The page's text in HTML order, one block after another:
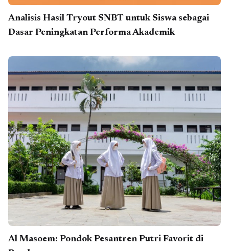
Analisis Hasil Tryout SNBT untuk Siswa sebagai
Dasar Peningkatan Performa Akademik
Al Masoem: Pondok Pesantren Putri Favorit di